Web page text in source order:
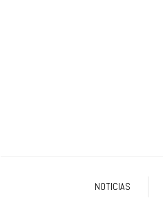
NOTICIAS